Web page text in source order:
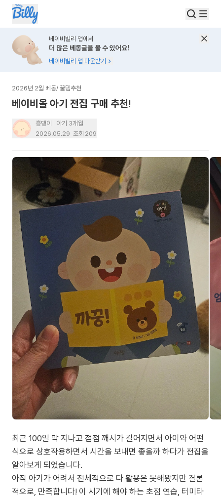
베이비빌리 앱에서
더 많은 베동글을 볼 수 있어요!
베이비빌리 앱 다운받기
2026년 2월 베동/ 꿀템추천
베이비올 아기 전집 구매 추천!
흥댕이
아기 3개월
2026.05.29 조회 209
최근 100일 막 지나고 점점 깨시가 길어지면서 아이와 어떤
식으로 상호작용하면서 시간을 보내면 좋을까 하다가 전집을
알아보게 되었습니다.
아직 아기가 어려서 전체적으로 다 활용은 못해봤지만 결론
적으로, 만족합니다! 이 시기에 해야 하는 초점 연습, 터미타